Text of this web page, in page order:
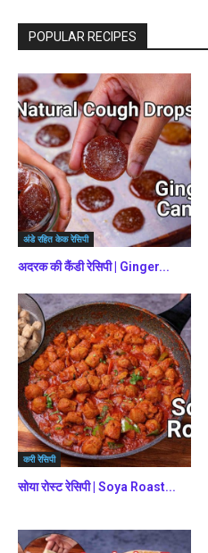
POPULAR RECIPES
अंडे रहित केक रेसिपी
अदरक की कैंडी रेसिपी | Ginger...
करी रेसिपी
सोया रोस्ट रेसिपी | Soya Roast...